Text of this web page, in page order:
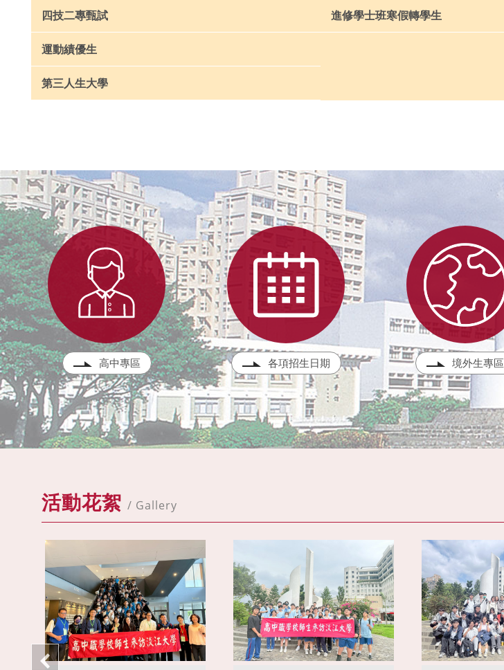
四技二專甄試 進修學士班寒假轉學生
運動績優生
第三人生大學
高中專區 各項招生日期 境外生專區
活動花絮 / Gallery